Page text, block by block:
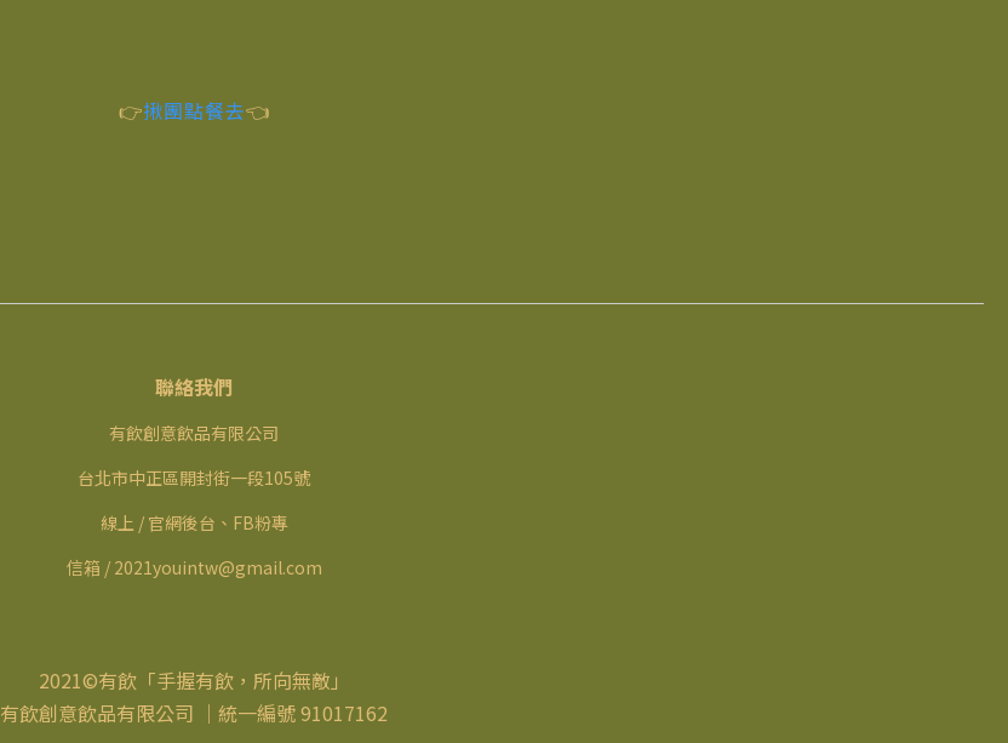
👉揪團點餐去👈
聯絡我們
有飲創意飲品有限公司
台北市中正區開封街一段105號
線上 / 官網後台、FB粉專
信箱 / 2021youintw@gmail.com
2021©有飲「手握有飲，所向無敵」
有飲創意飲品有限公司 ｜統一編號 91017162